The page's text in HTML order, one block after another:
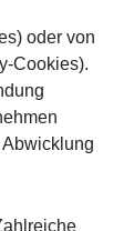
oder von
Cookies).